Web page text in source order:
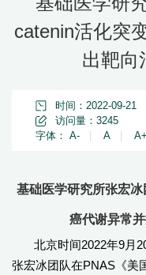
catenin活化突
出靶向
时间：2022-09-21
访问量： 3245
字体： A- A A+
基础医学研究所张宏
癌代谢异常
北京时间2022年9月
张宏冰团队在PNAS《美